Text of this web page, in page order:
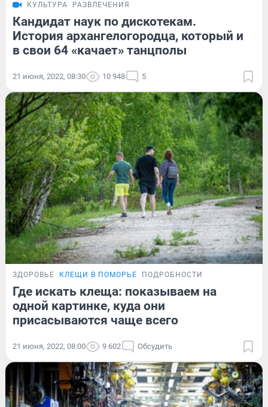
КУЛЬТУРА РАЗВЛЕЧЕНИЯ
Кандидат наук по дискотекам.
История архангелогородца, который и
в свои 64 «качает» танцполы
21 июня, 2022, 08:30 10 948 5
ЗДОРОВЬЕ КЛЕЩИ В ПОМОРЬЕ ПОДРОБНОСТИ
Где искать клеща: показываем на
одной картинке, куда они
присасываются чаще всего
21 июня, 2022, 08:00 9 602 Обсудить